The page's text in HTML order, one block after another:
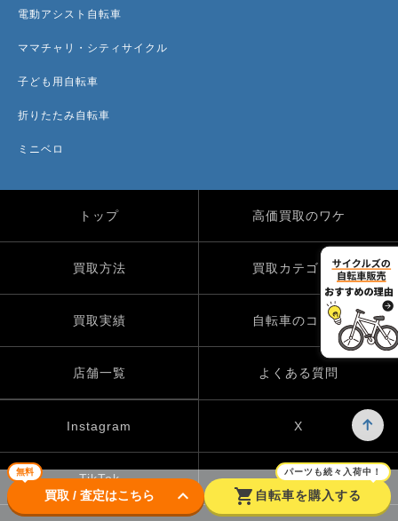
無料
買取 / 査定はこちら keyboard_arrow_down shopping_cart
パーツも続々入荷中！
自転車を購入する
電動アシスト自転車
ママチャリ・シティサイクル
子ども用自転車
折りたたみ自転車
ミニベロ
トップ 高価買取のワケ
買取方法 買取カテゴリー
買取実績 自転車のコラム
店舗一覧 よくある質問
Instagram X
TikTok